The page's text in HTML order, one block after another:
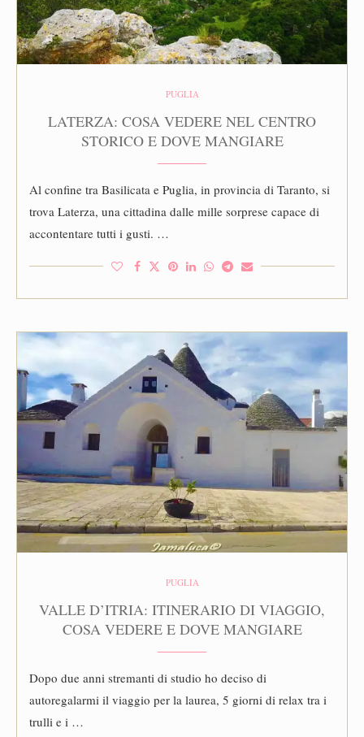
PUGLIA
LATERZA: COSA VEDERE NEL CENTRO
STORICO E DOVE MANGIARE
Al confine tra Basilicata e Puglia, in provincia di Taranto, si
trova Laterza, una cittadina dalle mille sorprese capace di
accontentare tutti i gusti. …
PUGLIA
VALLE D’ITRIA: ITINERARIO DI VIAGGIO,
COSA VEDERE E DOVE MANGIARE
Dopo due anni stremanti di studio ho deciso di
autoregalarmi il viaggio per la laurea, 5 giorni di relax tra i
trulli e i …